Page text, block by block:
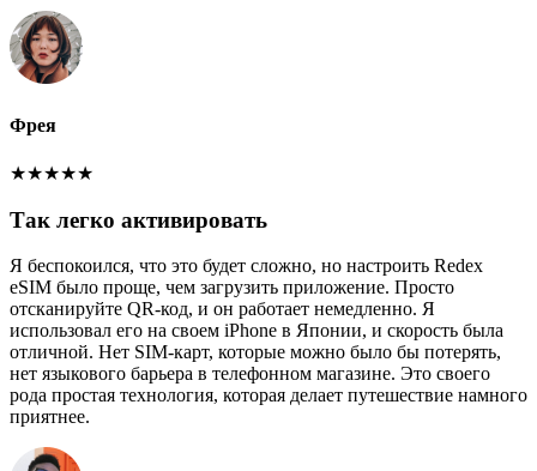
Фрея
★★★★★
Так легко активировать
Я беспокоился, что это будет сложно, но настроить Redex
eSIM было проще, чем загрузить приложение. Просто
отсканируйте QR-код, и он работает немедленно. Я
использовал его на своем iPhone в Японии, и скорость была
отличной. Нет SIM-карт, которые можно было бы потерять,
нет языкового барьера в телефонном магазине. Это своего
рода простая технология, которая делает путешествие намного
приятнее.